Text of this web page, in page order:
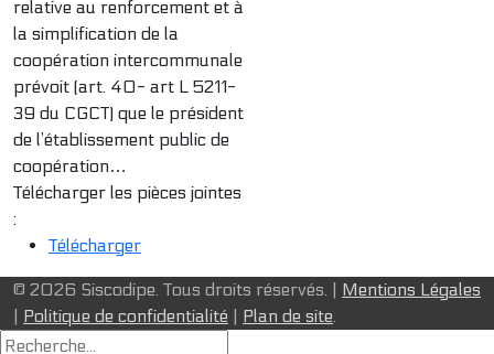
relative au renforcement et à
la simplification de la
coopération intercommunale
prévoit (art. 40- art L 5211-
39 du CGCT) que le président
de l’établissement public de
coopération…
Télécharger les pièces jointes
:
Télécharger
© 2026 Siscodipe. Tous droits réservés. | Mentions Légales
| Politique de confidentialité | Plan de site.